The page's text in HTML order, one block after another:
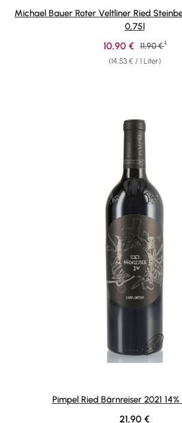
Michael Bauer Roter Veltliner Ried
0,75l
(14,53 € / 1 Liter)
10,90 € Regulärer
11,90 € 1
Pimpel Ried Bärnreiser 2021
Regulärer Preis:
21,90 €